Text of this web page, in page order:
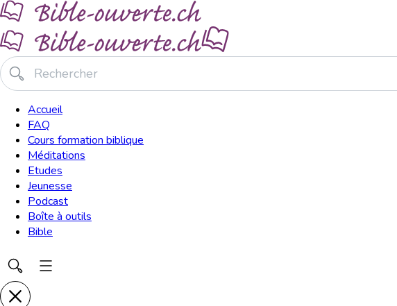
Accueil
FAQ
Cours formation biblique
Méditations
Etudes
Jeunesse
Podcast
Boîte à outils
Bible